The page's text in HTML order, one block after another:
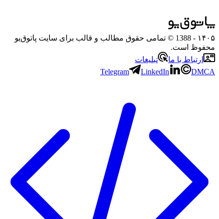
۱۴۰۵
- 1388 © تمامی حقوق مطالب و قالب برای سایت پاتوق‌یو
محفوظ است.
ارتباط با ما
تبلیغات
Telegram
LinkedIn DMCA